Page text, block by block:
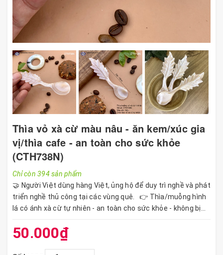
Thìa vỏ xà cừ màu nâu - ăn kem/xúc gia
vị/thìa cafe - an toàn cho sức khỏe
(CTH738N)
Chỉ còn 394 sản phẩm
🤝 Người Việt dùng hàng Việt, ủng hộ để duy trì nghề và phát
triển nghề thủ công tại các vùng quê. 👉 Thìa/muỗng hình
lá có ánh xà cừ tự nhiên - an toàn cho sức khỏe - không bị...
50.000₫